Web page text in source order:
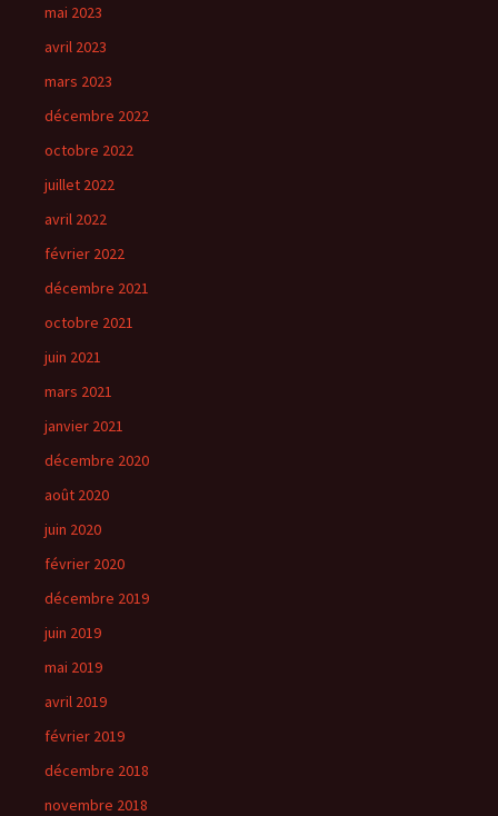
mai 2023
avril 2023
mars 2023
décembre 2022
octobre 2022
juillet 2022
avril 2022
février 2022
décembre 2021
octobre 2021
juin 2021
mars 2021
janvier 2021
décembre 2020
août 2020
juin 2020
février 2020
décembre 2019
juin 2019
mai 2019
avril 2019
février 2019
décembre 2018
novembre 2018